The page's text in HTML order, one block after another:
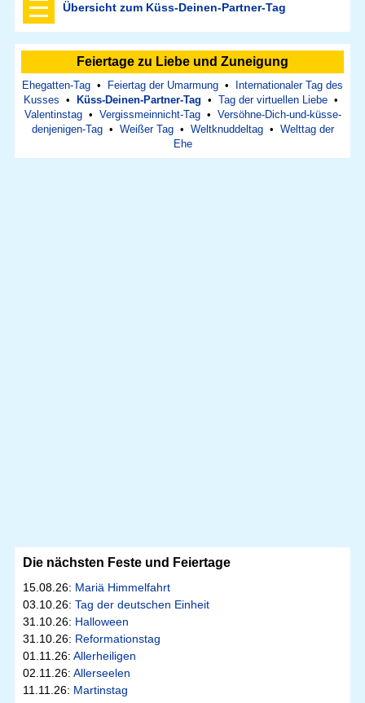
Übersicht zum Küss-Deinen-Partner-Tag
Feiertage zu Liebe und Zuneigung
Ehegatten-Tag • Feiertag der Umarmung •
Internationaler Tag des
Kusses • Küss-Deinen-Partner-Tag • Tag der virtuellen Liebe •
Valentinstag• Vergissmeinnicht-Tag• Versöhne-Dich-und-küsse-
denjenigen-Tag• Weißer Tag• Weltknuddeltag• Welttag der
Ehe
Die nächsten Feste und Feiertage
15.08.26: Mariä Himmelfahrt
03.10.26: Tag der deutschen Einheit
31.10.26: Halloween
31.10.26: Reformationstag
01.11.26: Allerheiligen
02.11.26: Allerseelen
11.11.26: Martinstag